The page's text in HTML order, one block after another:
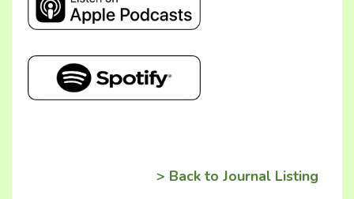
> Back to Journal Listing